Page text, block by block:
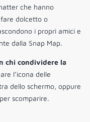
che hanno
dolcetto o
i propri amici e
dalla Snap Map.
chi condividere la
l’icona delle
dello schermo, oppure
scomparire.